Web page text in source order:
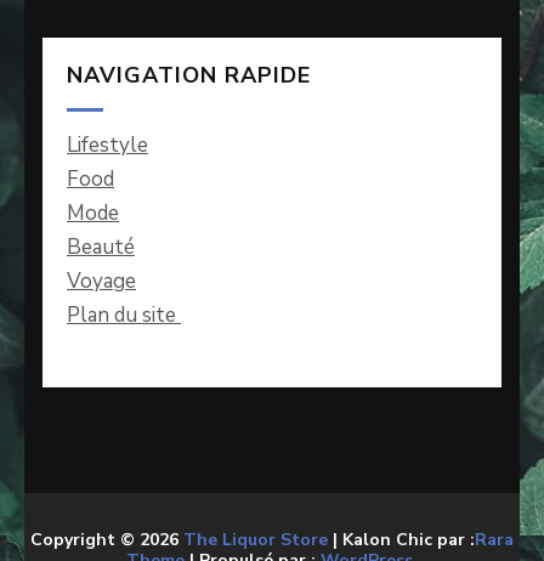
NAVIGATION RAPIDE
Lifestyle
Food
Mode
Beauté
Voyage
Plan du site
Copyright © 2026 The Liquor Store | Kalon Chic par :Rara